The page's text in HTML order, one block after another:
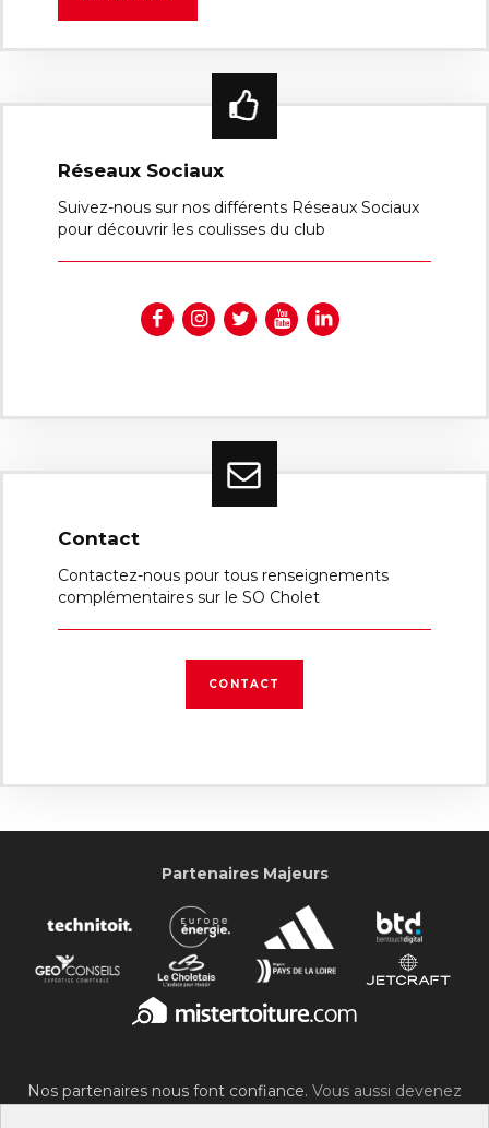
Réseaux Sociaux
Suivez-nous sur nos différents Réseaux Sociaux
pour découvrir les coulisses du club
Contact
Contactez-nous pour tous renseignements
complémentaires sur le SO Cholet
CONTACT
Partenaires Majeurs
Nos partenaires nous font confiance. Vous aussi devenez